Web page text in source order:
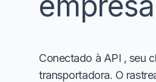
Conectado à API , seu
transportadora. O